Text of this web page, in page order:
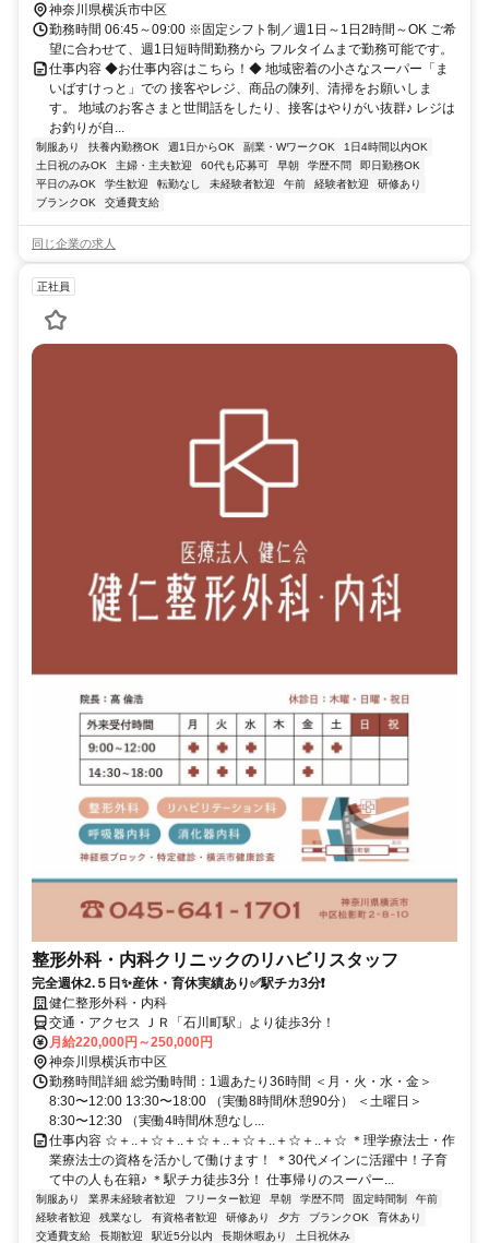
1A徒歩約11分 ★週1日～OK ★日祝時給52円UP
神奈川県横浜市中区
勤務時間 06:45～09:00 ※固定シフト制／週1日～1日2時間～OK ご希
望に合わせて、週1日短時間勤務から フルタイムまで勤務可能です。
仕事内容 ◆お仕事内容はこちら！◆ 地域密着の小さなスーパー「ま
いばすけっと」での 接客やレジ、商品の陳列、清掃をお願いしま
す。 地域のお客さまと世間話をしたり、接客はやりがい抜群♪ レジは
お釣りが自...
制服あり 扶養内勤務OK 週1日からOK 副業・WワークOK
1日4時間以内OK
土日祝のみOK
主婦・主夫歓迎 60代も応募可 早朝 学歴不問
即日勤務OK
平日のみOK
学生歓迎 転勤なし 未経験者歓迎 午前 経験者歓迎
研修あり
ブランクOK
交通費支給
同じ企業の求人
正社員
整形外科・内科クリニックのリハビリスタッフ
完全週休2.５日✨産休・育休実績あり✅駅チカ3分❗
健仁整形外科・内科
交通・アクセス ＪＲ「石川町駅」より徒歩3分！
月給220,000円～250,000円
神奈川県横浜市中区
勤務時間詳細 総労働時間：1週あたり36時間 ＜月・火・水・金＞
8:30〜12:00 13:30〜18:00 （実働8時間/休憩90分） ＜土曜日＞
8:30〜12:30 （実働4時間/休憩なし...
仕事内容 ☆＋..＋☆＋..＋☆＋..＋☆＋..＋☆＋..＋☆ ＊理学療法士・作
業療法士の資格を活かして働けます！ ＊30代メインに活躍中！子育
て中の人も在籍♪ ＊駅チカ徒歩3分！ 仕事帰りのスーパー...
制服あり 業界未経験者歓迎 フリーター歓迎 早朝 学歴不問 固定時間制
午前
経験者歓迎
残業なし 有資格者歓迎 研修あり 夕方 ブランクOK
育休あり
交通費支給
長期歓迎 駅近5分以内 長期休暇あり 土日祝休み